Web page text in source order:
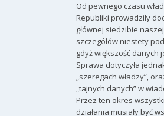
Od pewnego czasu
Republiki prowadziły
głównej siedzibie
szczegółów niestety
gdyż większość danych
Sprawa dotyczyła
„szeregach władzy”,
„tajnych danych” w
Przez ten okres
działania musiały być